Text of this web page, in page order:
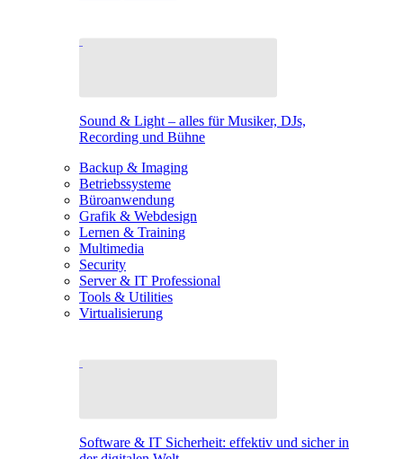
Sound & Light – alles für Musiker, DJs,
Recording und Bühne
Backup & Imaging
Betriebssysteme
Büroanwendung
Grafik & Webdesign
Lernen & Training
Multimedia
Security
Server & IT Professional
Tools & Utilities
Virtualisierung
Software & IT Sicherheit: effektiv und sicher in